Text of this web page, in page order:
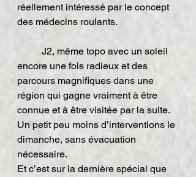
réellement intéressé par le concept
des médecins roulants.
encore une fois radieux et des
parcours magnifiques dans une
région qui gagne vraiment à être
connue et à être visitée par la suite.
Un petit peu moins d’interventions le
dimanche, sans évacuation
nécessaire.
Et c’est sur la dernière spécial que